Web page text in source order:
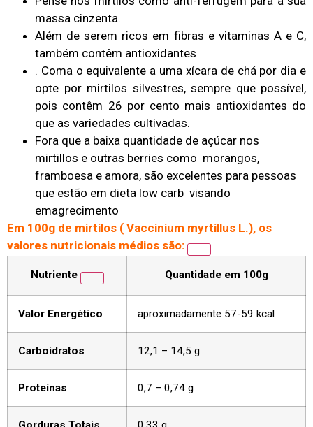
massa cinzenta.
Além de serem ricos em fibras e vitaminas A e C,
também contêm antioxidantes
. Coma o equivalente a uma xícara de chá por dia e
opte por mirtilos silvestres, sempre que possível,
pois contêm 26 por cento mais antioxidantes do
que as variedades cultivadas.
Fora que a baixa quantidade de açúcar nos
mirtillos e outras berries como morangos,
framboesa e amora, são excelentes para pessoas
que estão em dieta low carb visando
emagrecimento
Em 100g de mirtilos ( Vaccinium myrtillus L.), os
valores nutricionais médios são:
Nutriente Quantidade em 100g
Valor Energético aproximadamente 57-59 kcal
Carboidratos 12,1 – 14,5 g
Proteínas 0,7 – 0,74 g